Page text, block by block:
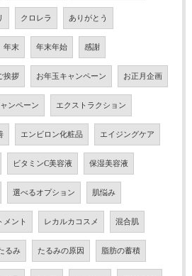
クロレラ ありがとう
年末 年末年始 感謝
挨拶 お年玉キャンペーン お正月企画
ンペーン エクストラクション
エンビロン化粧品 エイジングケア
ビタミンC美容液 保湿美容液
選べるオプション 肌悩み
メント レカルカコスメ 混合肌
るみ たるみの原因 脂肪の蓄積